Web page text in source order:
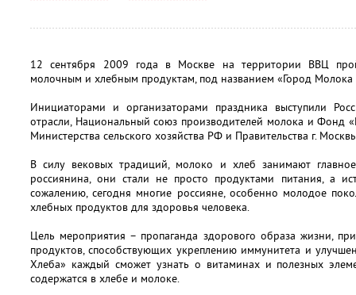
12 сентября 2009 года в Москве на территории ВВЦ
молочным и хлебным продуктам, под названием «Город Молока
Инициаторами и организаторами праздника выступили
отрасли, Национальный союз производителей молока и Фонд
Министерства сельского хозяйства РФ и Правительства г.
В силу вековых традиций, молоко и хлеб занимают
россиянина, они стали не просто продуктами питания, а
сожалению, сегодня многие россияне, особенно молодое
хлебных продуктов для здоровья человека.
Цель мероприятия – пропаганда здорового образа жизни,
продуктов, способствующих укреплению иммунитета и
Хлеба» каждый сможет узнать о витаминах и полезных
содержатся в хлебе и молоке.